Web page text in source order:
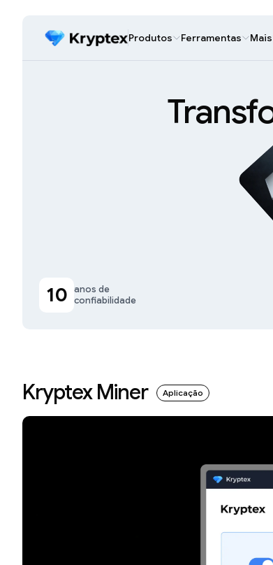
Produtos Ferramentas Mais
10 anos de
confiabilidade
Kryptex Miner Aplicação